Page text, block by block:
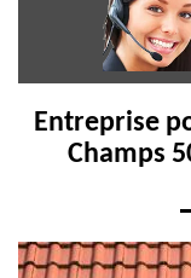
Entreprise
Champs